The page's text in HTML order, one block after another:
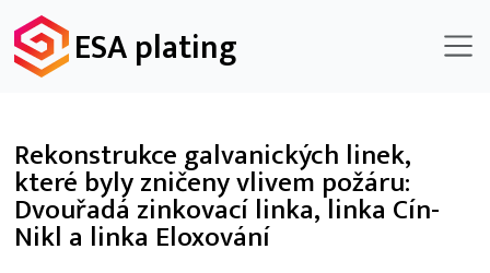
ESA plating
Rekonstrukce galvanických linek,
které byly zničeny vlivem požáru:
Dvouřadá zinkovací linka, linka Cín-
Nikl a linka Eloxování